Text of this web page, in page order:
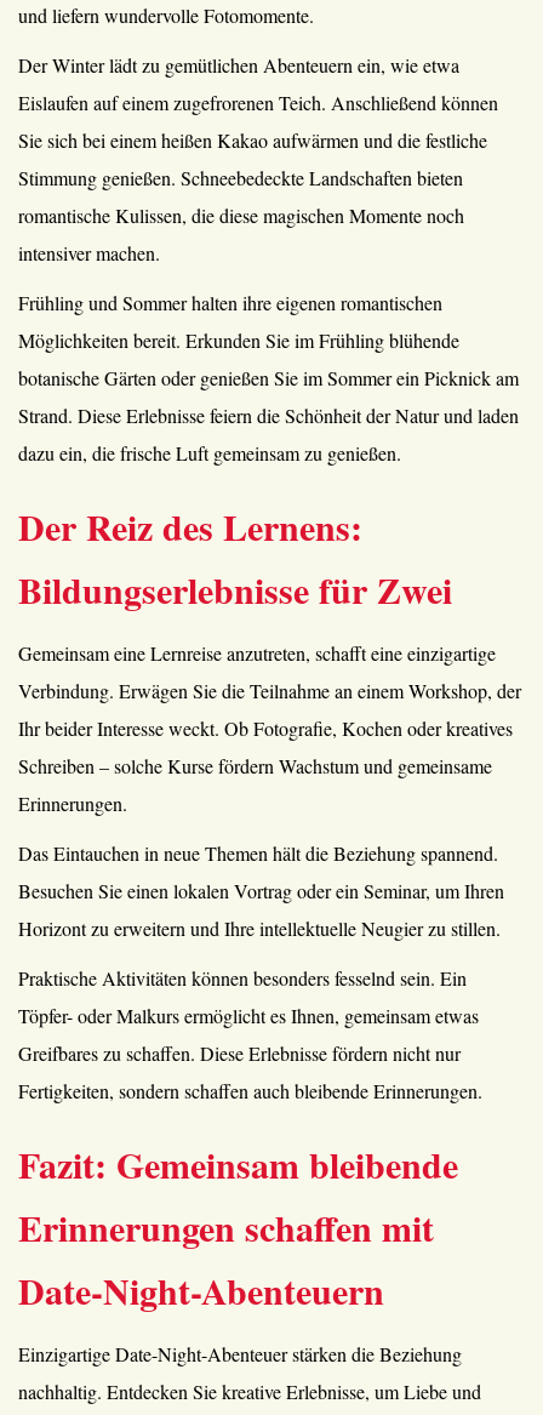
und liefern wundervolle Fotomomente.
Der Winter lädt zu gemütlichen Abenteuern ein, wie etwa
Eislaufen auf einem zugefrorenen Teich. Anschließend können
Sie sich bei einem heißen Kakao aufwärmen und die festliche
Stimmung genießen. Schneebedeckte Landschaften bieten
romantische Kulissen, die diese magischen Momente noch
intensiver machen.
Frühling und Sommer halten ihre eigenen romantischen
Möglichkeiten bereit. Erkunden Sie im Frühling blühende
botanische Gärten oder genießen Sie im Sommer ein Picknick am
Strand. Diese Erlebnisse feiern die Schönheit der Natur und laden
dazu ein, die frische Luft gemeinsam zu genießen.
Der Reiz des Lernens:
Bildungserlebnisse für Zwei
Gemeinsam eine Lernreise anzutreten, schafft eine einzigartige
Verbindung. Erwägen Sie die Teilnahme an einem Workshop, der
Ihr beider Interesse weckt. Ob Fotografie, Kochen oder kreatives
Schreiben – solche Kurse fördern Wachstum und gemeinsame
Erinnerungen.
Das Eintauchen in neue Themen hält die Beziehung spannend.
Besuchen Sie einen lokalen Vortrag oder ein Seminar, um Ihren
Horizont zu erweitern und Ihre intellektuelle Neugier zu stillen.
Praktische Aktivitäten können besonders fesselnd sein. Ein
Töpfer- oder Malkurs ermöglicht es Ihnen, gemeinsam etwas
Greifbares zu schaffen. Diese Erlebnisse fördern nicht nur
Fertigkeiten, sondern schaffen auch bleibende Erinnerungen.
Fazit: Gemeinsam bleibende
Erinnerungen schaffen mit
Date-Night-Abenteuern
Einzigartige Date-Night-Abenteuer stärken die Beziehung
nachhaltig. Entdecken Sie kreative Erlebnisse, um Liebe und